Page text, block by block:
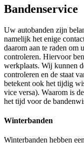
Bandenservice
Uw autobanden zijn
namelijk het enige
daarom aan te raden om
controleren. Hiervoor
werkplaats. Wij kunnen
controleren en de staat
betekent ook het tijdig
vice versa). Waarom is
het tijd voor de
Winterbanden
Winterbanden hebben